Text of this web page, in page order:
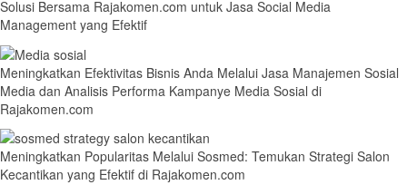
Solusi Bersama Rajakomen.com untuk Jasa Social Media
Management yang Efektif
Meningkatkan Efektivitas Bisnis Anda Melalui Jasa Manajemen Sosial
Media dan Analisis Performa Kampanye Media Sosial di
Rajakomen.com
Meningkatkan Popularitas Melalui Sosmed: Temukan Strategi Salon
Kecantikan yang Efektif di Rajakomen.com